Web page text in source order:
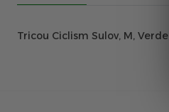
Tricou Ciclism Sulov, M, Verde